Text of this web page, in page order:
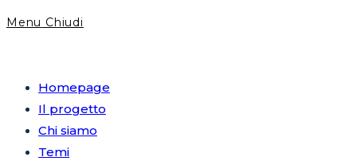
Menu Chiudi
Homepage
Il progetto
Chi siamo
Temi